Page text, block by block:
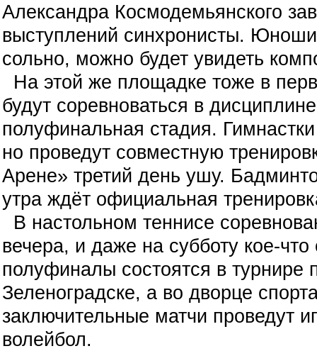
Александра Космодемьянского
выступлений синхронисты.
сольно, можно будет увидеть
На этой же площадке тоже в
будут соревноваться в
полуфинальная стадия.
но проведут совместную
Арене» третий день ушу.
утра ждёт официальная
В настольном теннисе
вечера, и даже на субботу кое-
полуфиналы состоятся в турнире
Зеленоградске, а во дворце
заключительные матчи проведут
волейбол.